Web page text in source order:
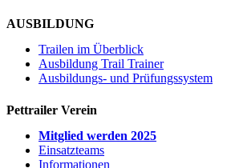
AUSBILDUNG
Trailen im Überblick
Ausbildung Trail Trainer
Ausbildungs- und Prüfungssystem
Pettrailer Verein
Mitglied werden 2025
Einsatzteams
Informationen